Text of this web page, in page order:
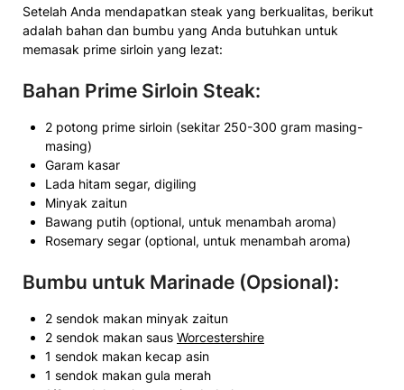
Setelah Anda mendapatkan steak yang berkualitas, berikut
adalah bahan dan bumbu yang Anda butuhkan untuk
memasak prime sirloin yang lezat:
Bahan Prime Sirloin Steak:
2 potong prime sirloin (sekitar 250-300 gram masing-
masing)
Garam kasar
Lada hitam segar, digiling
Minyak zaitun
Bawang putih (optional, untuk menambah aroma)
Rosemary segar (optional, untuk menambah aroma)
Bumbu untuk Marinade (Opsional):
2 sendok makan minyak zaitun
2 sendok makan saus Worcestershire
1 sendok makan kecap asin
1 sendok makan gula merah